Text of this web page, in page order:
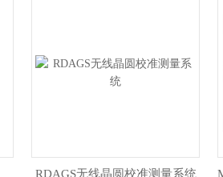
RDAGS无线晶圆校准测量系统